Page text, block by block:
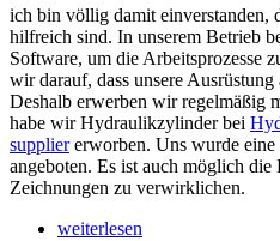
ich bin völlig damit einverstanden,
hilfreich sind. In unserem Betrieb
Software, um die Arbeitsprozesse
wir darauf, dass unsere Ausrüstung
Deshalb erwerben wir regelmäßig
habe wir Hydraulikzylinder bei
suppliererworben. Uns wurde eine
angeboten. Es ist auch möglich die
Zeichnungen zu verwirklichen.
weiterlesen